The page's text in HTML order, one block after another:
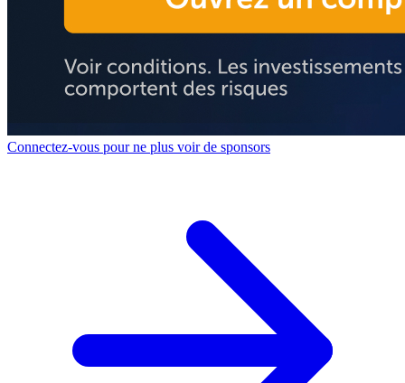
Connectez-vous pour ne plus voir de sponsors